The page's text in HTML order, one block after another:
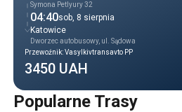
Symona Petlyury 32
04:40sob, 8 sierpnia
Katowice
Dworzec autobusowy, ul. Sądowa
Przewoźnik: Vasylkivtransavto PP
3450 UAH
Popularne Trasy